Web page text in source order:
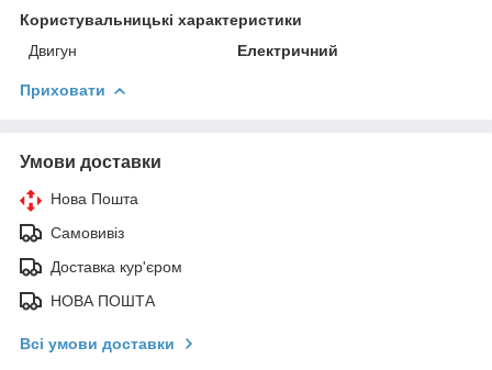
Користувальницькі характеристики
Двигун
Електричний
Приховати
Умови доставки
Нова Пошта
Самовивіз
Доставка кур'єром
НОВА ПОШТА
Всі умови доставки